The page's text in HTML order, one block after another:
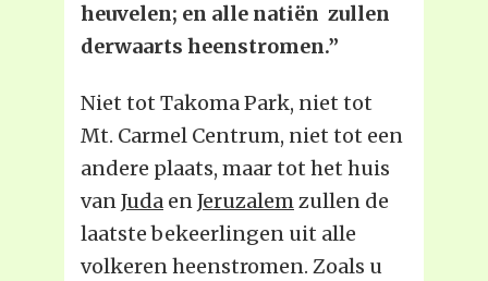
heuvelen; en alle natiën zullen
derwaarts heenstromen.”
Niet tot Takoma Park, niet tot
Mt. Carmel Centrum, niet tot een
andere plaats, maar tot het huis
vanJuda enJeruzalemzullen de
laatste bekeerlingen uit alle
volkeren heenstromen. Zoals u